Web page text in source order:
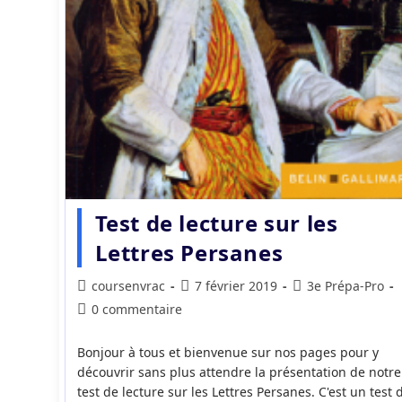
Test de lecture sur les
Lettres Persanes
Auteur/autrice
de
coursenvrac
Publication
publiée :
7 février 2019
Post3e Prépa-Pro
Commentaires
la
publication :
0 commentaire
Bonjour à tous et bienvenue sur nos pages pour y
découvrir sans plus attendre la présentation de notre
test de lecture sur les Lettres Persanes. C'est un test